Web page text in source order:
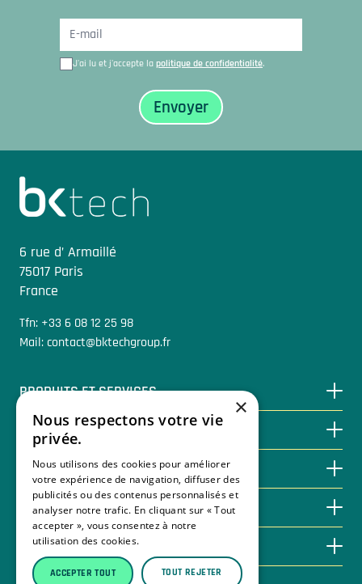
J'ai lu et j'accepte la politique de confidentialité.
Sidfot
6 rue d’ Armaillé
75017 Paris
France
Tfn: +33 6 08 12 25 98
Mail: contact@bktechgroup.fr
PRODUITS ET SERVICES
ÉCONOMISER GRÂCE À LA BIOÉNERGIE
BASE DE CONNAISSANCES
NOUS CONTACTER
À PROPOS DE BKTECH
×
Nous respectons votre vie
privée.
Nous utilisons des cookies pour améliorer
votre expérience de navigation, diffuser des
publicités ou des contenus personnalisés et
analyser notre trafic. En cliquant sur « Tout
accepter », vous consentez à notre
utilisation des cookies.
ACCEPTER TOUT TOUT REJETER